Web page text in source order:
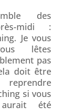
des
midi :
Je vous
lêtes
pas
doit être
si vous
été